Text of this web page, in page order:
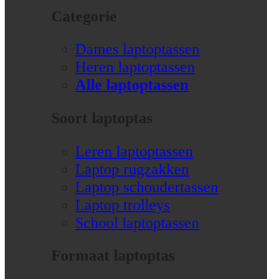
Categorie
Dames laptoptassen
Heren laptoptassen
Alle laptoptassen
Soort laptoptas
Leren laptoptassen
Laptop rugzakken
Laptop schoudertassen
Laptop trolleys
School laptoptassen
Formaat laptoptas